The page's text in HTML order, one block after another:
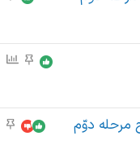
م
ه
و
ع
م
ه
م
و
ع
ن
نم
مرحله دوّم